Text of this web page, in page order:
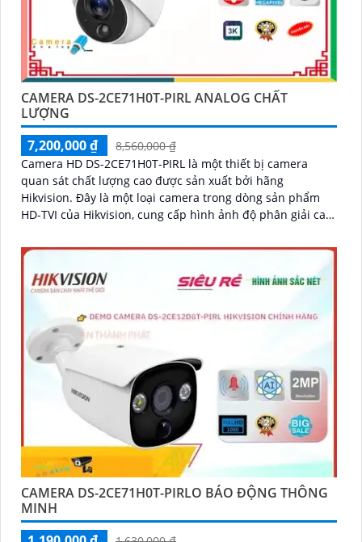
CAMERA DS-2CE71H0T-PIRL ANALOG CHẤT
LƯỢNG
7,200,000 ₫
8,560,000 ₫
Camera HD DS-2CE71H0T-PIRL là một thiết bị camera
quan sát chất lượng cao được sản xuất bởi hãng
Hikvision. Đây là một loại camera trong dòng sản phẩm
HD-TVI của Hikvision, cung cấp hình ảnh độ phân giải cao
CAMERA DS-2CE71H0T-PIRLO BÁO ĐỘNG THÔNG
MINH